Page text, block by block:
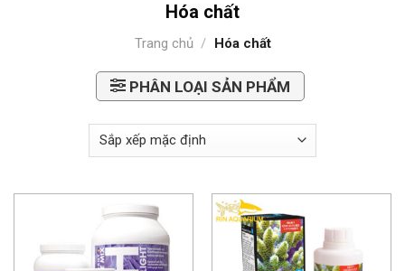
Hóa chất
Trang chủ / Hóa chất
PHÂN LOẠI SẢN PHẨM